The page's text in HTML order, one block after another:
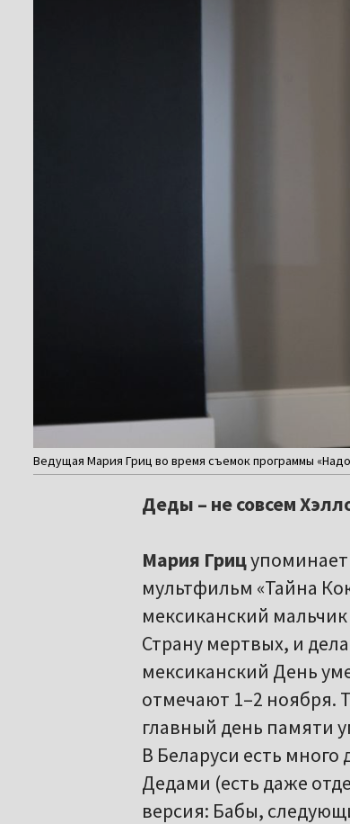
Ведущая Мария Гриц во время съемок программы
Деды – не совсем
Мария Гриц
мультфильм «Тайна
мексиканский
Страну мертвых, и
мексиканский День
отмечают 1–2 ноября.
главный день памяти
В Беларуси есть много
Дедами (есть даже
версия: Бабы,